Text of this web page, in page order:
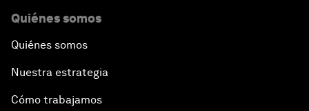
Quiénes somos
Quiénes somos
Nuestra estrategia
Cómo trabajamos